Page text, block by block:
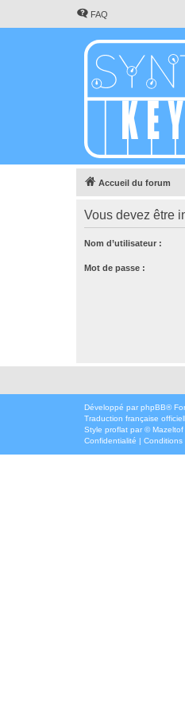
FAQ
Accueil du forum
Vous devez être
Nom d’utilisateur :
Mot de passe :
Développé par phpBB®
Traduction française
Style proflat par ©Mazeltof
Confidentialité | Conditions